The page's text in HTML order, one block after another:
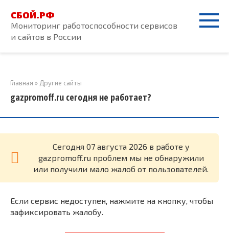
контенту
СБОЙ.РФ
Мониторинг работоспособности сервисов
и сайтов в России
Главная » Другие сайты
gazpromoff.ru сегодня не работает?
Cегодня 07 августа 2026 в работе у
gazpromoff.ru проблем мы не обнаружили
или получили мало жалоб от пользователей.
Если сервис недоступен, нажмите на кнопку, чтобы
зафиксировать жалобу.